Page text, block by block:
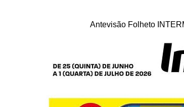
Antevisão Folheto